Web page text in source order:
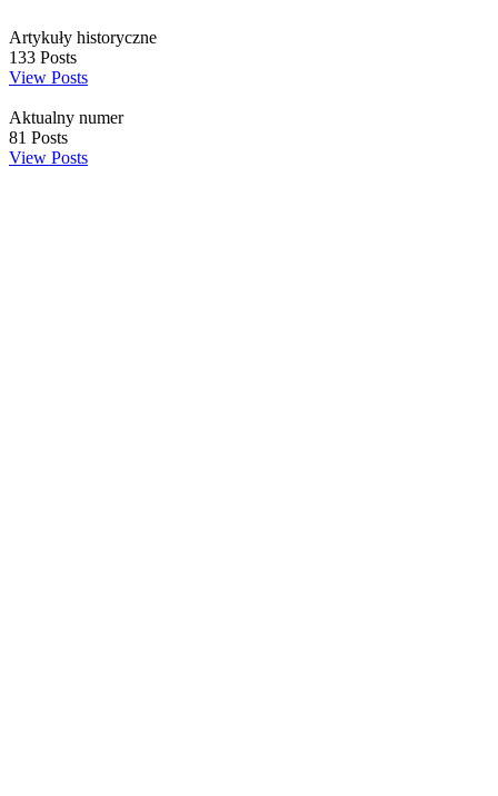
Artykuły historyczne
133 Posts
View Posts
Aktualny numer
81 Posts
View Posts